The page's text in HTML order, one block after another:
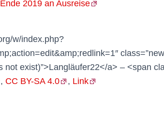
2019 an Ausreise
w/index.php?
not exist)”>Langläufer22</a> – <span
CC BY-SA 4.0 , Link